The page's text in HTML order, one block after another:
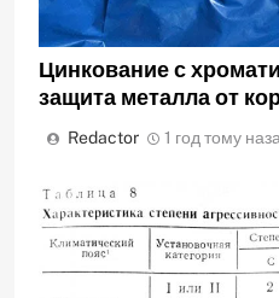
Цинкование с
защита металла от
Redactor 1 год тому